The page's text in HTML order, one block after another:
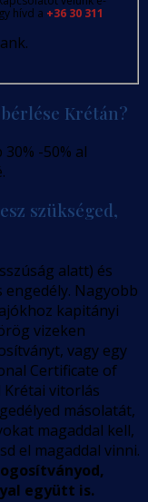
hívd a +36 30 311
Krétán?
-50% al
szükséged,
alatt) és
Nagyobb
kapitányi
vizeken
vagy egy
Certificate of
Krétai vitorlás
másolatát,
magaddal kell,
el magaddal vinni.
együtt is.